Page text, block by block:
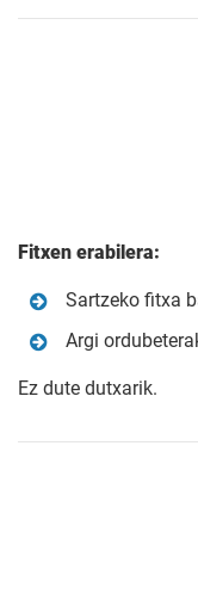
Fitxen erabilera:
Sartzeko fitxa
Argi
Ez dute dutxarik.